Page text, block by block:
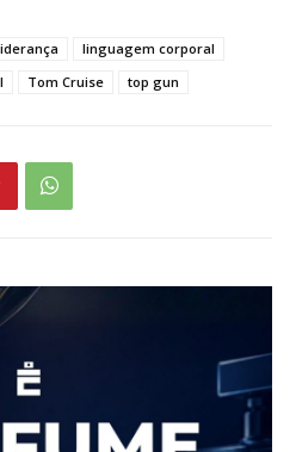
linguagem corporal
Tom Cruise top gun